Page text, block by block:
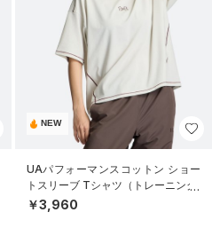
NEW
UAパフォーマンスコットン ショー
トスリーブ Tシャツ（トレーニング/
WOMEN）
￥3,960